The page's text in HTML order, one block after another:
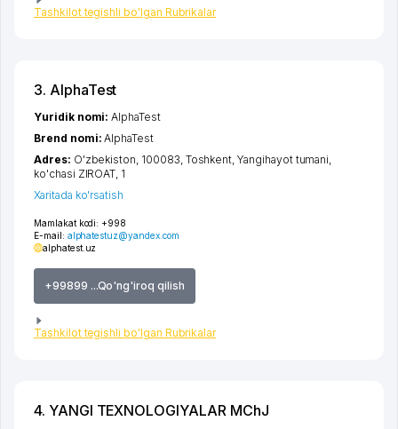
Tashkilot tegishli bo'lgan Rubrikalar
3. AlphaTest
Mamlakat kodi: +998
E-mail: alphatestuz@yandex.com
alphatest.uz
+99899 ...Qo'ng'iroq qilish
Tashkilot tegishli bo'lgan Rubrikalar
Yuridik nomi:AlphaTest
Brend nomi:AlphaTest
Adres: O'zbekiston, 100083, Toshkent,Yangihayot tumani,
ko'chasi ZIROAT, 1
Xaritada ko'rsatish
4. YANGI TEXNOLOGIYALAR MChJ